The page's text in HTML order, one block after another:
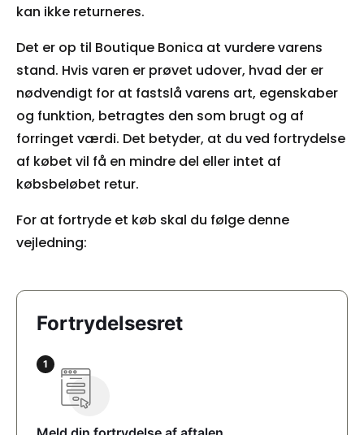
kan ikke returneres.
Det er op til Boutique Bonica at vurdere varens
stand. Hvis varen er prøvet udover, hvad der er
nødvendigt for at fastslå varens art, egenskaber
og funktion, betragtes den som brugt og af
forringet værdi. Det betyder, at du ved fortrydelse
af købet vil få en mindre del eller intet af
købsbeløbet retur.
For at fortryde et køb skal du følge denne
vejledning: